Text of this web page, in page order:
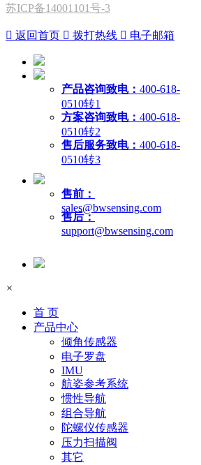
苏ICP备14001101号-3
 返回首页  拨打热线  电子邮箱
产品咨询致电： 400-618-
0510转1
方案咨询致电： 400-618-
0510转2
售后服务致电： 400-618-
0510转3
售前：
sales@bwsensing.com
售后：
support@bwsensing.com
×
首 页
产品中心
倾角传感器
电子罗盘
IMU
航姿参考系统
惯性导航
组合导航
陀螺仪传感器
压力扫描阀
其它